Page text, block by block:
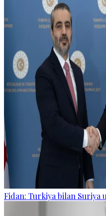
Fidan: Turkiya bilan Suriya